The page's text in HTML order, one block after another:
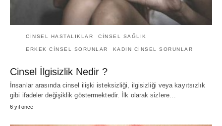
CINSEL HASTALIKLAR CINSEL SAĞLIK
ERKEK CINSEL SORUNLAR KADIN CINSEL SORUNLAR
Cinsel İlgisizlik Nedir ?
İnsanlar arasında cinsel ilişki isteksizliği, ilgisizliği veya kayıtsızlık
gibi ifadeler değişiklik göstermektedir. İlk olarak sizlere…
6 yıl önce